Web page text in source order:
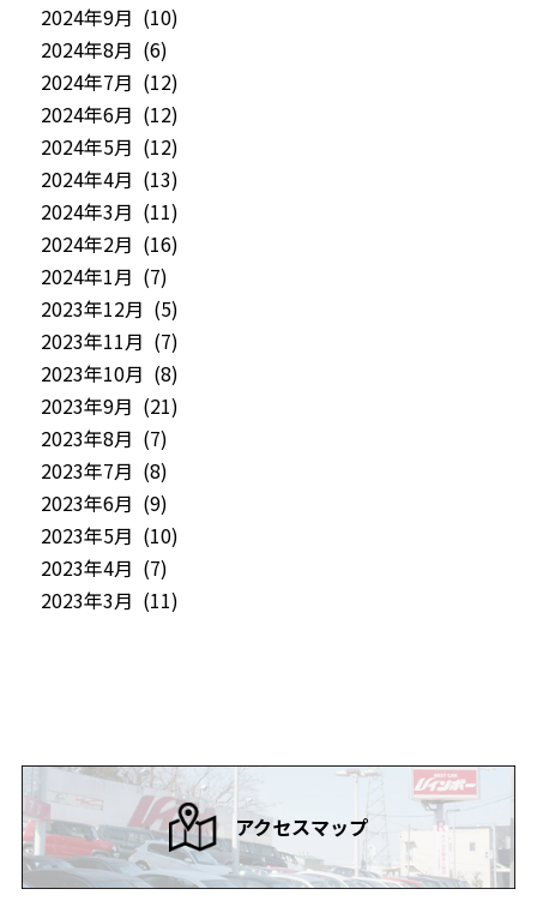
2024年9月 (10)
2024年8月 (6)
2024年7月 (12)
2024年6月 (12)
2024年5月 (12)
2024年4月 (13)
2024年3月 (11)
2024年2月 (16)
2024年1月 (7)
2023年12月 (5)
2023年11月 (7)
2023年10月 (8)
2023年9月 (21)
2023年8月 (7)
2023年7月 (8)
2023年6月 (9)
2023年5月 (10)
2023年4月 (7)
2023年3月 (11)
アクセスマップ